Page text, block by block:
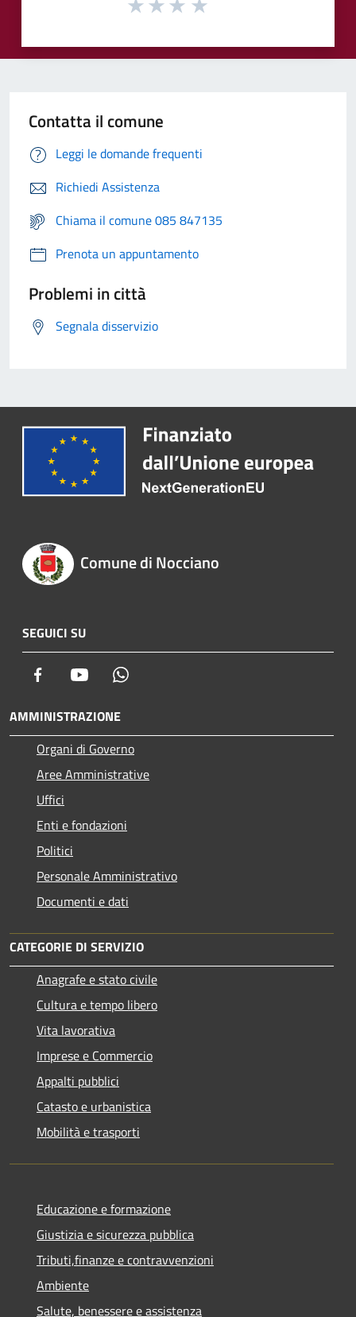
Contatta il comune
Leggi le domande frequenti
Richiedi Assistenza
Chiama il comune 085 847135
Prenota un appuntamento
Problemi in città
Segnala disservizio
Comune di Nocciano
SEGUICI SU
Facebook Youtube
AMMINISTRAZIONE
Organi di Governo
Aree Amministrative
Uffici
Enti e fondazioni
Politici
Personale Amministrativo
Documenti e dati
CATEGORIE DI SERVIZIO
Anagrafe e stato civile
Cultura e tempo libero
Vita lavorativa
Imprese e Commercio
Appalti pubblici
Catasto e urbanistica
Mobilità e trasporti
Educazione e formazione
Giustizia e sicurezza pubblica
Tributi,finanze e contravvenzioni
Ambiente
Salute, benessere e assistenza